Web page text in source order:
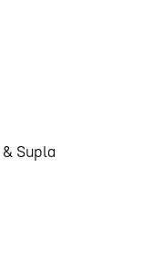
Supla